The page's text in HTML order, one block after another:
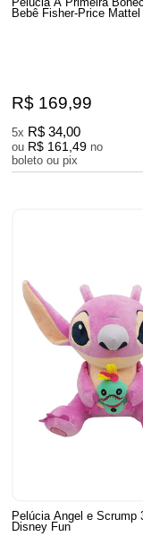
Bebê Fisher-Price Mattel
R$ 169,99
5x R$ 34,00
ou R$ 161,49 no
boleto ou pix
Pelúcia Angel e Scrump
Disney Fun